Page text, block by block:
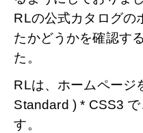
RLの公式カタログの
たかどうかを確認す
た。
RLは、ホームページ
Standard ) * CSS3
す。